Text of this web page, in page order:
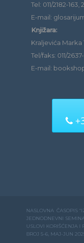
Tel: 011/2182-
E-mail:
Knjižara:
Kraljevića Marka
Tel/faks: 011/
E-mail:
NASLOVNA ČASOPIS
JEDNODNEVNI
USLOVI KORIŠĆENJA I
BROJ 5-6, MAJ-JUN